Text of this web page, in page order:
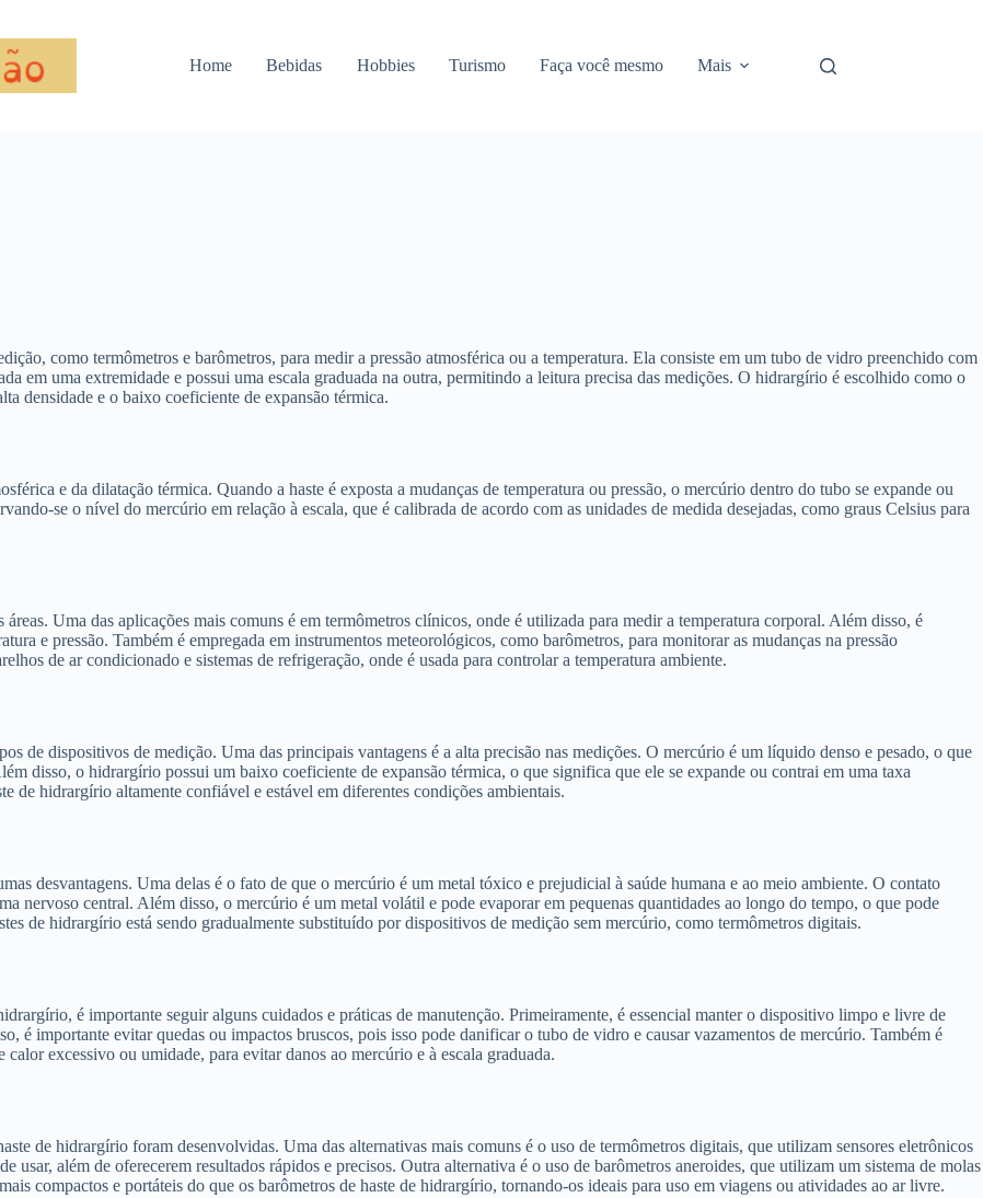
Home Bebidas Hobbies Turismo Faça você mesmo Mais
como termômetros e barômetros, para medir a pressão atmosférica ou a temperatura. Ela consiste em um tubo de vidro preenchido com
em uma extremidade e possui uma escala graduada na outra, permitindo a leitura precisa das medições. O hidrargírio é escolhido como o
densidade e o baixo coeficiente de expansão térmica.
e da dilatação térmica. Quando a haste é exposta a mudanças de temperatura ou pressão, o mercúrio dentro do tubo se expande ou
se o nível do mercúrio em relação à escala, que é calibrada de acordo com as unidades de medida desejadas, como graus Celsius para
Uma das aplicações mais comuns é em termômetros clínicos, onde é utilizada para medir a temperatura corporal. Além disso, é
e pressão. Também é empregada em instrumentos meteorológicos, como barômetros, para monitorar as mudanças na pressão
de ar condicionado e sistemas de refrigeração, onde é usada para controlar a temperatura ambiente.
de dispositivos de medição. Uma das principais vantagens é a alta precisão nas medições. O mercúrio é um líquido denso e pesado, o que
disso, o hidrargírio possui um baixo coeficiente de expansão térmica, o que significa que ele se expande ou contrai em uma taxa
de hidrargírio altamente confiável e estável em diferentes condições ambientais.
desvantagens. Uma delas é o fato de que o mercúrio é um metal tóxico e prejudicial à saúde humana e ao meio ambiente. O contato
nervoso central. Além disso, o mercúrio é um metal volátil e pode evaporar em pequenas quantidades ao longo do tempo, o que pode
de hidrargírio está sendo gradualmente substituído por dispositivos de medição sem mercúrio, como termômetros digitais.
é importante seguir alguns cuidados e práticas de manutenção. Primeiramente, é essencial manter o dispositivo limpo e livre de
é importante evitar quedas ou impactos bruscos, pois isso pode danificar o tubo de vidro e causar vazamentos de mercúrio. Também é
excessivo ou umidade, para evitar danos ao mercúrio e à escala graduada.
de hidrargírio foram desenvolvidas. Uma das alternativas mais comuns é o uso de termômetros digitais, que utilizam sensores eletrônicos
usar, além de oferecerem resultados rápidos e precisos. Outra alternativa é o uso de barômetros aneroides, que utilizam um sistema de molas
compactos e portáteis do que os barômetros de haste de hidrargírio, tornando-os ideais para uso em viagens ou atividades ao ar livre.